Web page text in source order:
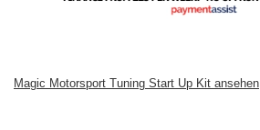
Magic Motorsport Tuning Start Up Kit ansehen